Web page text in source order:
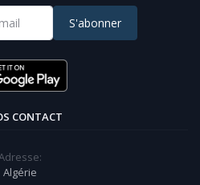
S'abonner
CONTACT
Algérie